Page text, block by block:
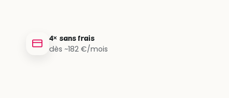
4× sans frais
dès ~182 €/mois